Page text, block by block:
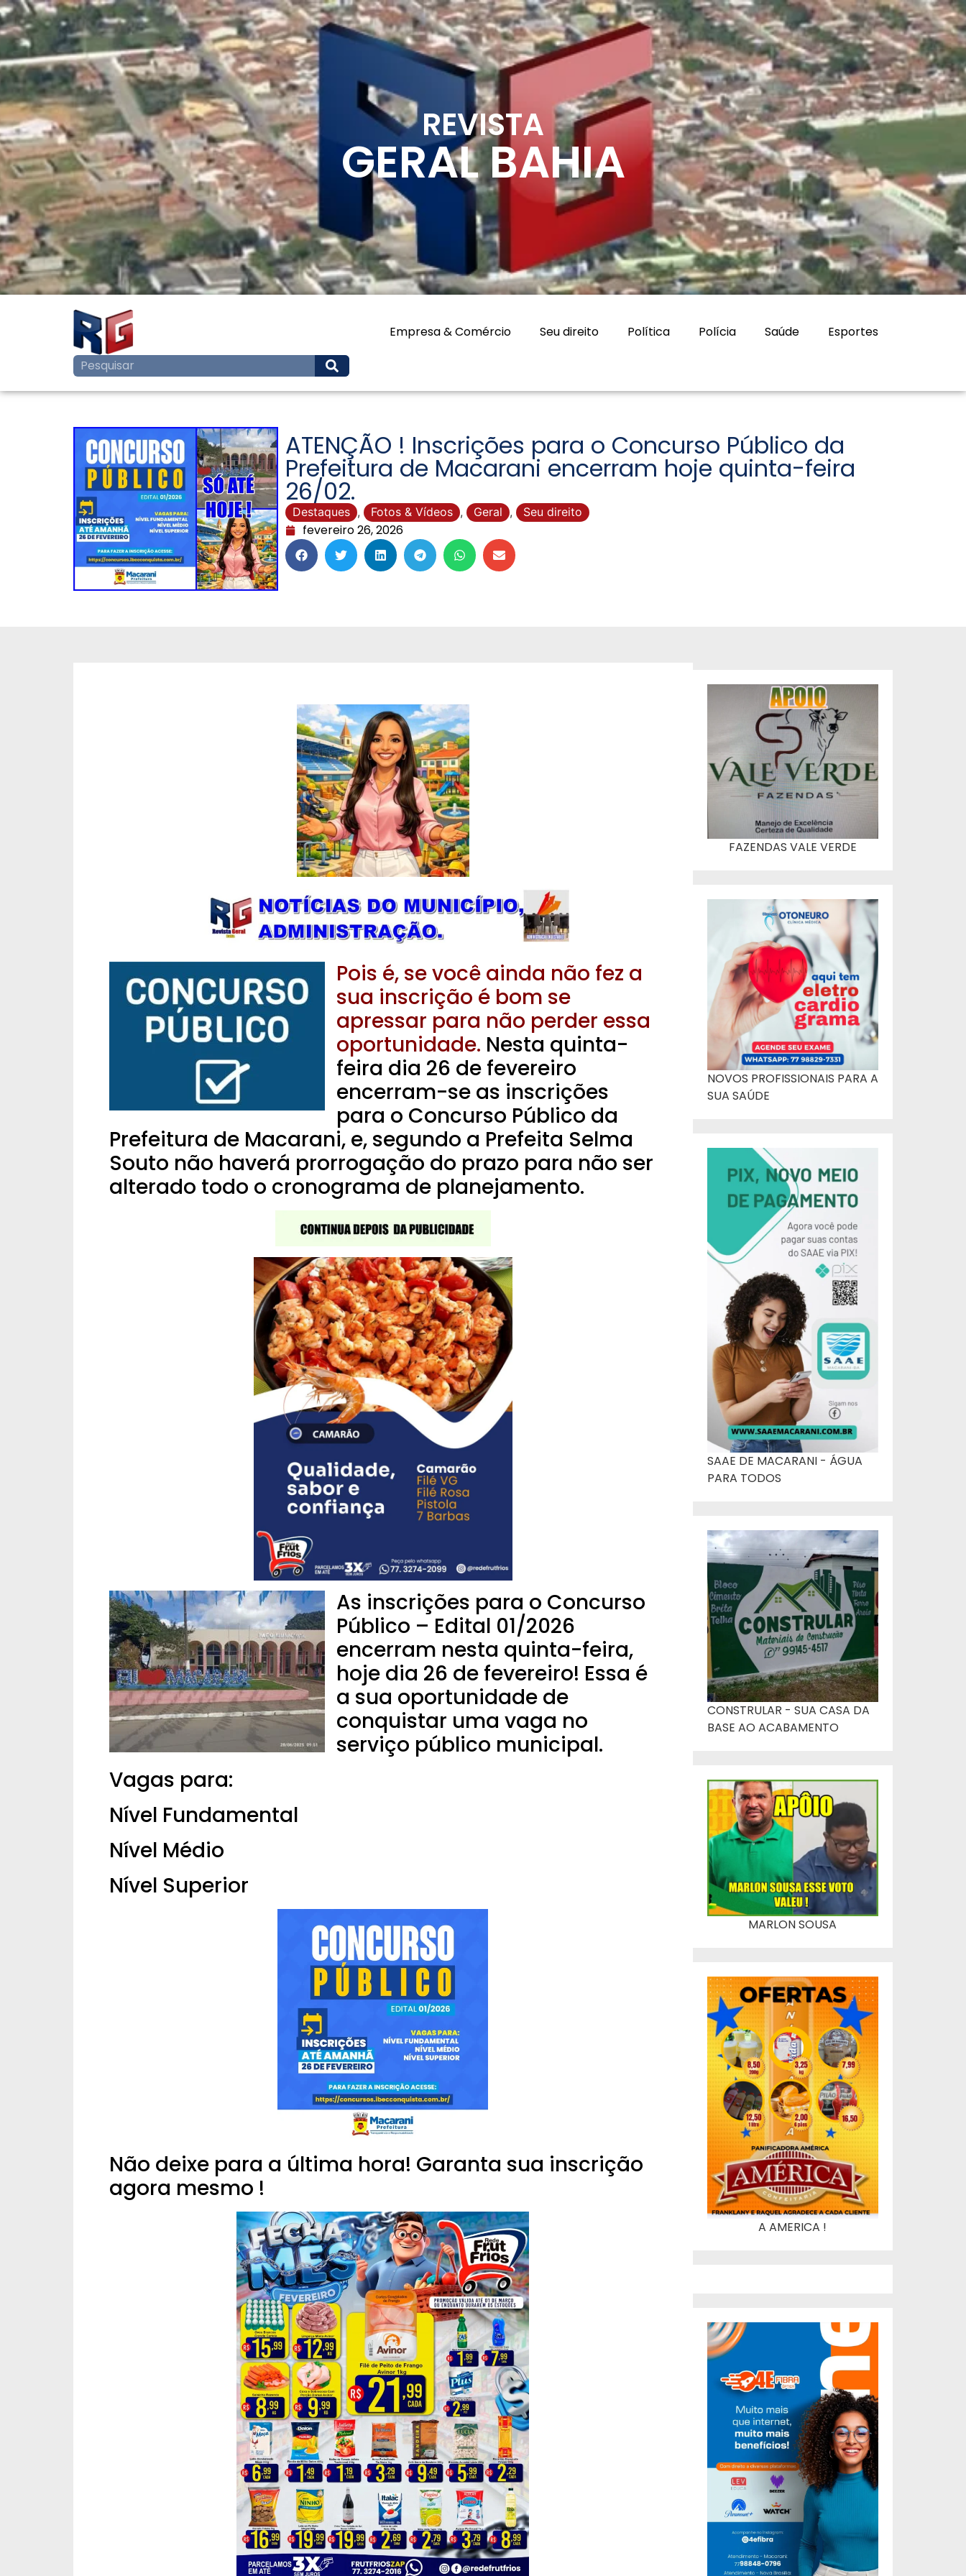
REVISTA
GERAL BAHIA
Empresa & Comércio Seu direito Política Polícia Saúde Esportes
ATENÇÃO ! Inscrições para o Concurso Público da
Prefeitura de Macarani encerram hoje quinta-feira
26/02.
Destaques , Fotos & Vídeos , Geral , Seu direito
fevereiro 26, 2026
Pois é, se você ainda não fez a
sua inscrição é bom se
apressar para não perder essa
oportunidade. Nesta quinta-
feira dia 26 de fevereiro
encerram-se as inscrições
para o Concurso Público da
Prefeitura de Macarani, e, segundo a Prefeita Selma
Souto não haverá prorrogação do prazo para não ser
alterado todo o cronograma de planejamento.
As inscrições para o Concurso
Público – Edital 01/2026
encerram nesta quinta-feira,
hoje dia 26 de fevereiro! Essa é
a sua oportunidade de
conquistar uma vaga no
serviço público municipal.
Vagas para:
Nível Fundamental
Nível Médio
Nível Superior
Não deixe para a última hora! Garanta sua inscrição
agora mesmo !
FAZENDAS VALE VERDE
NOVOS PROFISSIONAIS PARA A
SUA SAÚDE
SAAE DE MACARANI - ÁGUA
PARA TODOS
CONSTRULAR - SUA CASA DA
BASE AO ACABAMENTO
MARLON SOUSA
A AMERICA !